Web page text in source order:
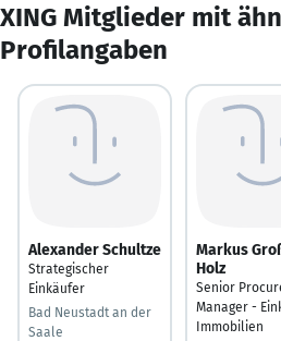
XING Mitglieder mit
Profilangaben
Alexander Schultze
Strategischer
Einkäufer
Bad Neustadt an der
Saale
Markus
Holz
Senior
Manager -
Immobilien